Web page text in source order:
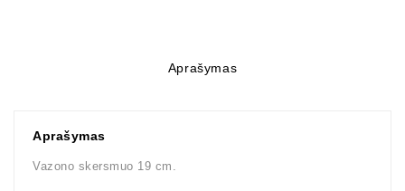
Aprašymas
Aprašymas
Vazono skersmuo 19 cm.